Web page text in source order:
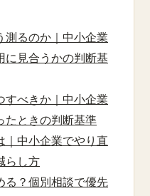
測るのか｜中小企業
に見合うかの判断基
すべきか｜中小企業
たときの判断基準
｜中小企業でやり直
らし方
る？個別相談で優先